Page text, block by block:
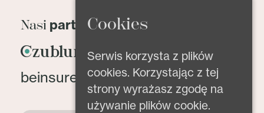
Nasi partnerzy
beinsured@beinsured.pl
Cookies
Serwis korzysta z plików
cookies. Korzystając z tej
strony wyrażasz zgodę na
używanie plików cookie.